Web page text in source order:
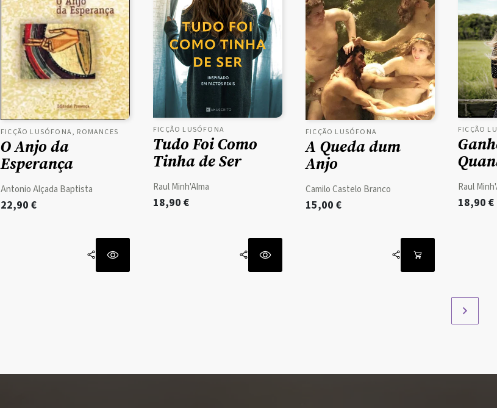
FICÇÃO LUSÓFONA, ROMANCES
O Anjo da
Esperança
Antonio Alçada Baptista
22,90 €
FICÇÃO LUSÓFONA
Tudo Foi Como
Tinha de Ser
Raul Minh'Alma
18,90 €
FICÇÃO LUSÓFONA
A Queda dum
Anjo
Camilo Castelo Branco
15,00 €
FICÇÃO
Raul
18,90 €